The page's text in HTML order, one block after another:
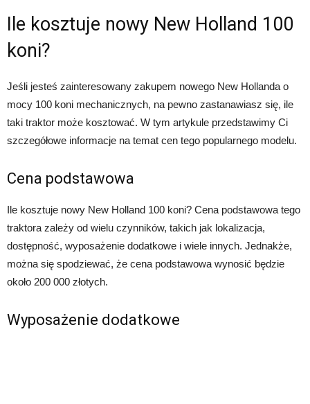
Ile kosztuje nowy New Holland 100
koni?
Jeśli jesteś zainteresowany zakupem nowego New Hollanda o
mocy 100 koni mechanicznych, na pewno zastanawiasz się, ile
taki traktor może kosztować. W tym artykule przedstawimy Ci
szczegółowe informacje na temat cen tego popularnego modelu.
Cena podstawowa
Ile kosztuje nowy New Holland 100 koni? Cena podstawowa tego
traktora zależy od wielu czynników, takich jak lokalizacja,
dostępność, wyposażenie dodatkowe i wiele innych. Jednakże,
można się spodziewać, że cena podstawowa wynosić będzie
około 200 000 złotych.
Wyposażenie dodatkowe